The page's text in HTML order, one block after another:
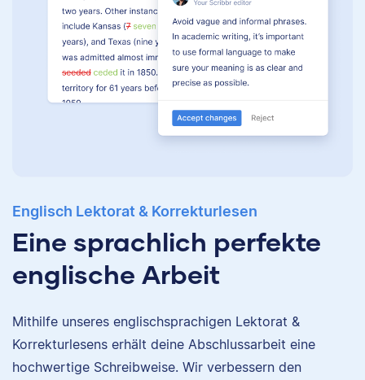
Englisch Lektorat & Korrekturlesen
Eine sprachlich perfekte
englische Arbeit
Mithilfe unseres englischsprachigen Lektorat &
Korrekturlesens erhält deine Abschlussarbeit eine
hochwertige Schreibweise. Wir verbessern den